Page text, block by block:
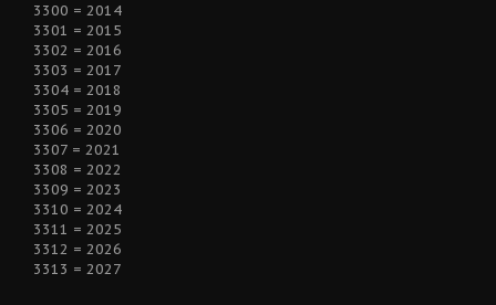
3300 = 2014
3301 = 2015
3302 = 2016
3303 = 2017
3304 = 2018
3305 = 2019
3306 = 2020
3307 = 2021
3308 = 2022
3309 = 2023
3310 = 2024
3311 = 2025
3312 = 2026
3313 = 2027